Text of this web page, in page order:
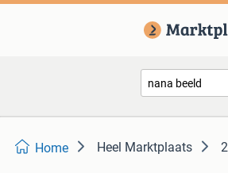
Home Heel Marktplaats